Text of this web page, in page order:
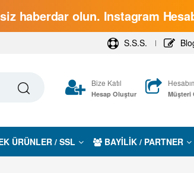
haberdar olun. Instagram
S.S.S.
Bize Katıl
Hesap Oluştur Müşteri
ÜRÜNLER / SSL BAYİLİK / PARTNER